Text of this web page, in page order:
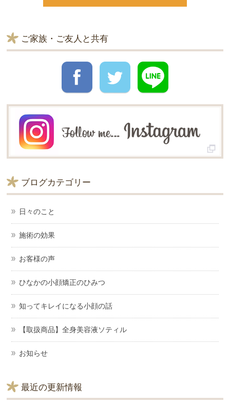
ご家族・ご友人と共有
ブログカテゴリー
日々のこと
施術の効果
お客様の声
ひなかの小顔矯正のひみつ
知ってキレイになる小顔の話
【取扱商品】全身美容液ソティル
お知らせ
最近の更新情報